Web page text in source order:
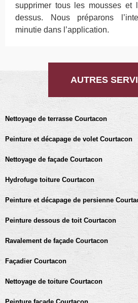
supprimer tous les mousses et
dessus. Nous préparons
minutie dans l’application.
AUTRES
Nettoyage de terrasse Courtacon
Peinture et décapage de volet Courtacon
Nettoyage de façade Courtacon
Hydrofuge toiture Courtacon
Peinture et décapage de persienne
Peinture dessous de toit Courtacon
Ravalement de façade Courtacon
Façadier Courtacon
Nettoyage de toiture Courtacon